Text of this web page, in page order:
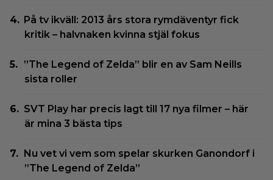
På tv ikväll: 2013 års stora rymdäventyr fick
kritik – halvnaken kvinna stjäl fokus
”The Legend of Zelda” blir en av Sam Neills
sista roller
SVT Play har precis lagt till 17 nya filmer – här
är mina 3 bästa tips
Nu vet vi vem som spelar skurken Ganondorf i
”The Legend of Zelda”